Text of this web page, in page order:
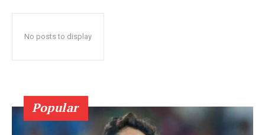
No posts to display
Popular